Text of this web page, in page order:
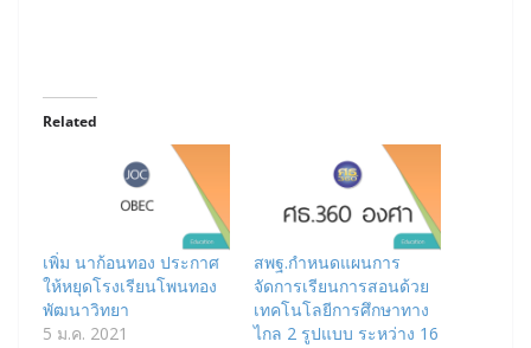
Related
เพิ่ม นาก้อนทอง ประกาศ
ให้หยุดโรงเรียนโพนทอง
พัฒนาวิทยา
5 ม.ค. 2021
สพฐ.กำหนดแผนการ
จัดการเรียนการสอนด้วย
เทคโนโลยีการศึกษาทาง
ไกล 2 รูปแบบ ระหว่าง 16